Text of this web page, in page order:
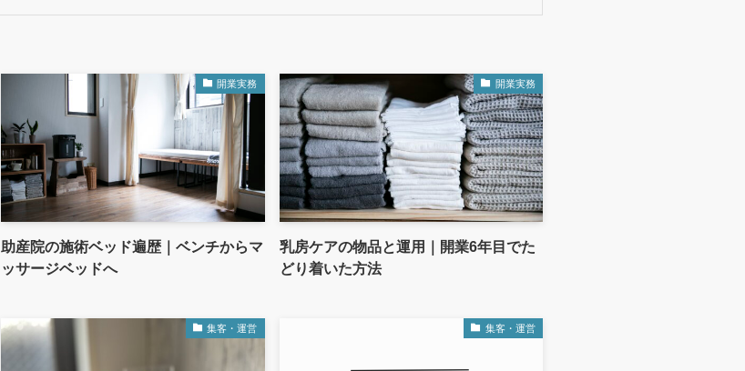
開業実務
助産院の施術ベッド遍歴｜ベンチからマ
ッサージベッドへ
開業実務
乳房ケアの物品と運用｜開業6年目でた
どり着いた方法
集客・運営 集客・運営